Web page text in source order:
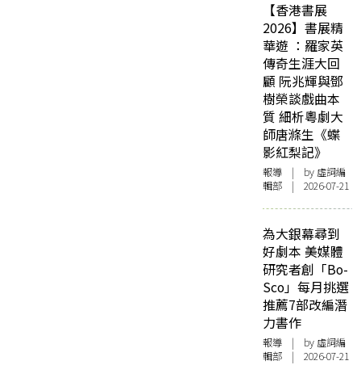
【香港書展
2026】書展精
華遊 ：羅家英
傳奇生涯大回
顧 阮兆輝與鄧
樹榮談戲曲本
質 細析粵劇大
師唐滌生《蝶
影紅梨記》
報導 | by 虛詞編
輯部 | 2026-07-21
為大銀幕尋到
好劇本 美媒體
研究者創「Bo-
Sco」每月挑選
推薦7部改編潛
力書作
報導 | by 虛詞編
輯部 | 2026-07-21